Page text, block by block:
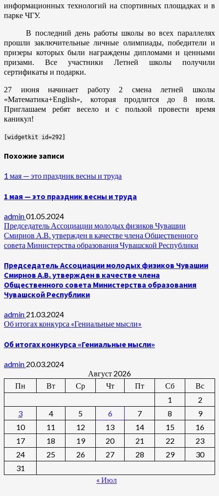
информационных технологий на спортивных площадках и в
парке ЧГУ.
В последний день работы школы во всех параллелях
прошли заключительные личные олимпиады, победители и
призеры которых были награждены дипломами и ценными
призами. Все участники Летней школы получили
сертификаты и подарки.
27 июня начинает работу 2 смена летней школы
«Математика+English», которая продлится до 8 июля.
Приглашаем ребят весело и с пользой провести время
каникул!
[widgetkit id=292]
Похожие записи
1 мая — это праздник весны и труда
1 мая — это праздник весны и труда
admin01.05.2024
Председатель Ассоциации молодых физиков Чувашии
Смирнов А.В. утвержден в качестве члена Общественного
совета Министерства образования Чувашской Республики
Председатель Ассоциации молодых физиков Чувашии
Смирнов А.В. утвержден в качестве члена
Общественного совета Министерства образования
Чувашской Республики
admin 21.03.2024
Об итогах конкурса «Гениальные мысли»
Об итогах конкурса «Гениальные мысли»
admin 20.03.2024
Август 2026
Пн
Вт Ср Чт Пт Сб
Вс
1
2
3
4 5 6 7 8
9
10
11 12 13 14 15
16
17
18 19 20 21 22
23
24
25 26 27 28 29
30
31
« Июл